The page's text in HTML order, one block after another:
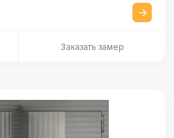
Заказать замер